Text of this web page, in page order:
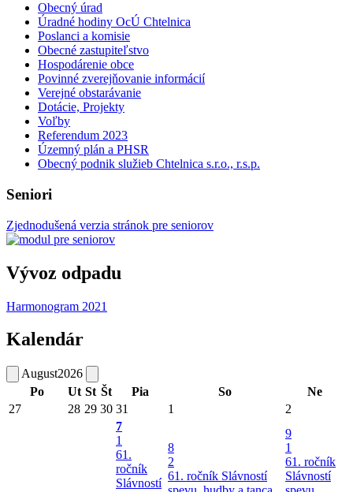
Obecný úrad
Úradné hodiny OcÚ Chtelnica
Poslanci a komisie
Obecné zastupiteľstvo
Hospodárenie obce
Povinné zverejňovanie informácií
Verejné obstarávanie
Dotácie, Projekty
Voľby
Referendum 2023
Územný plán a PHSR
Obecný podnik služieb Chtelnica s.r.o., r.s.p.
Seniori
Zjednodušená verzia stránok pre seniorov
Vývoz odpadu
Harmonogram 2021
Kalendár
August2026
Po
Ut St Št Pia So
Ne
27
28 29 30 31 1 2
7
1
61.
ročník
Slávností
8
2
61. ročník Slávností
9
1
61. ročník
Slávností